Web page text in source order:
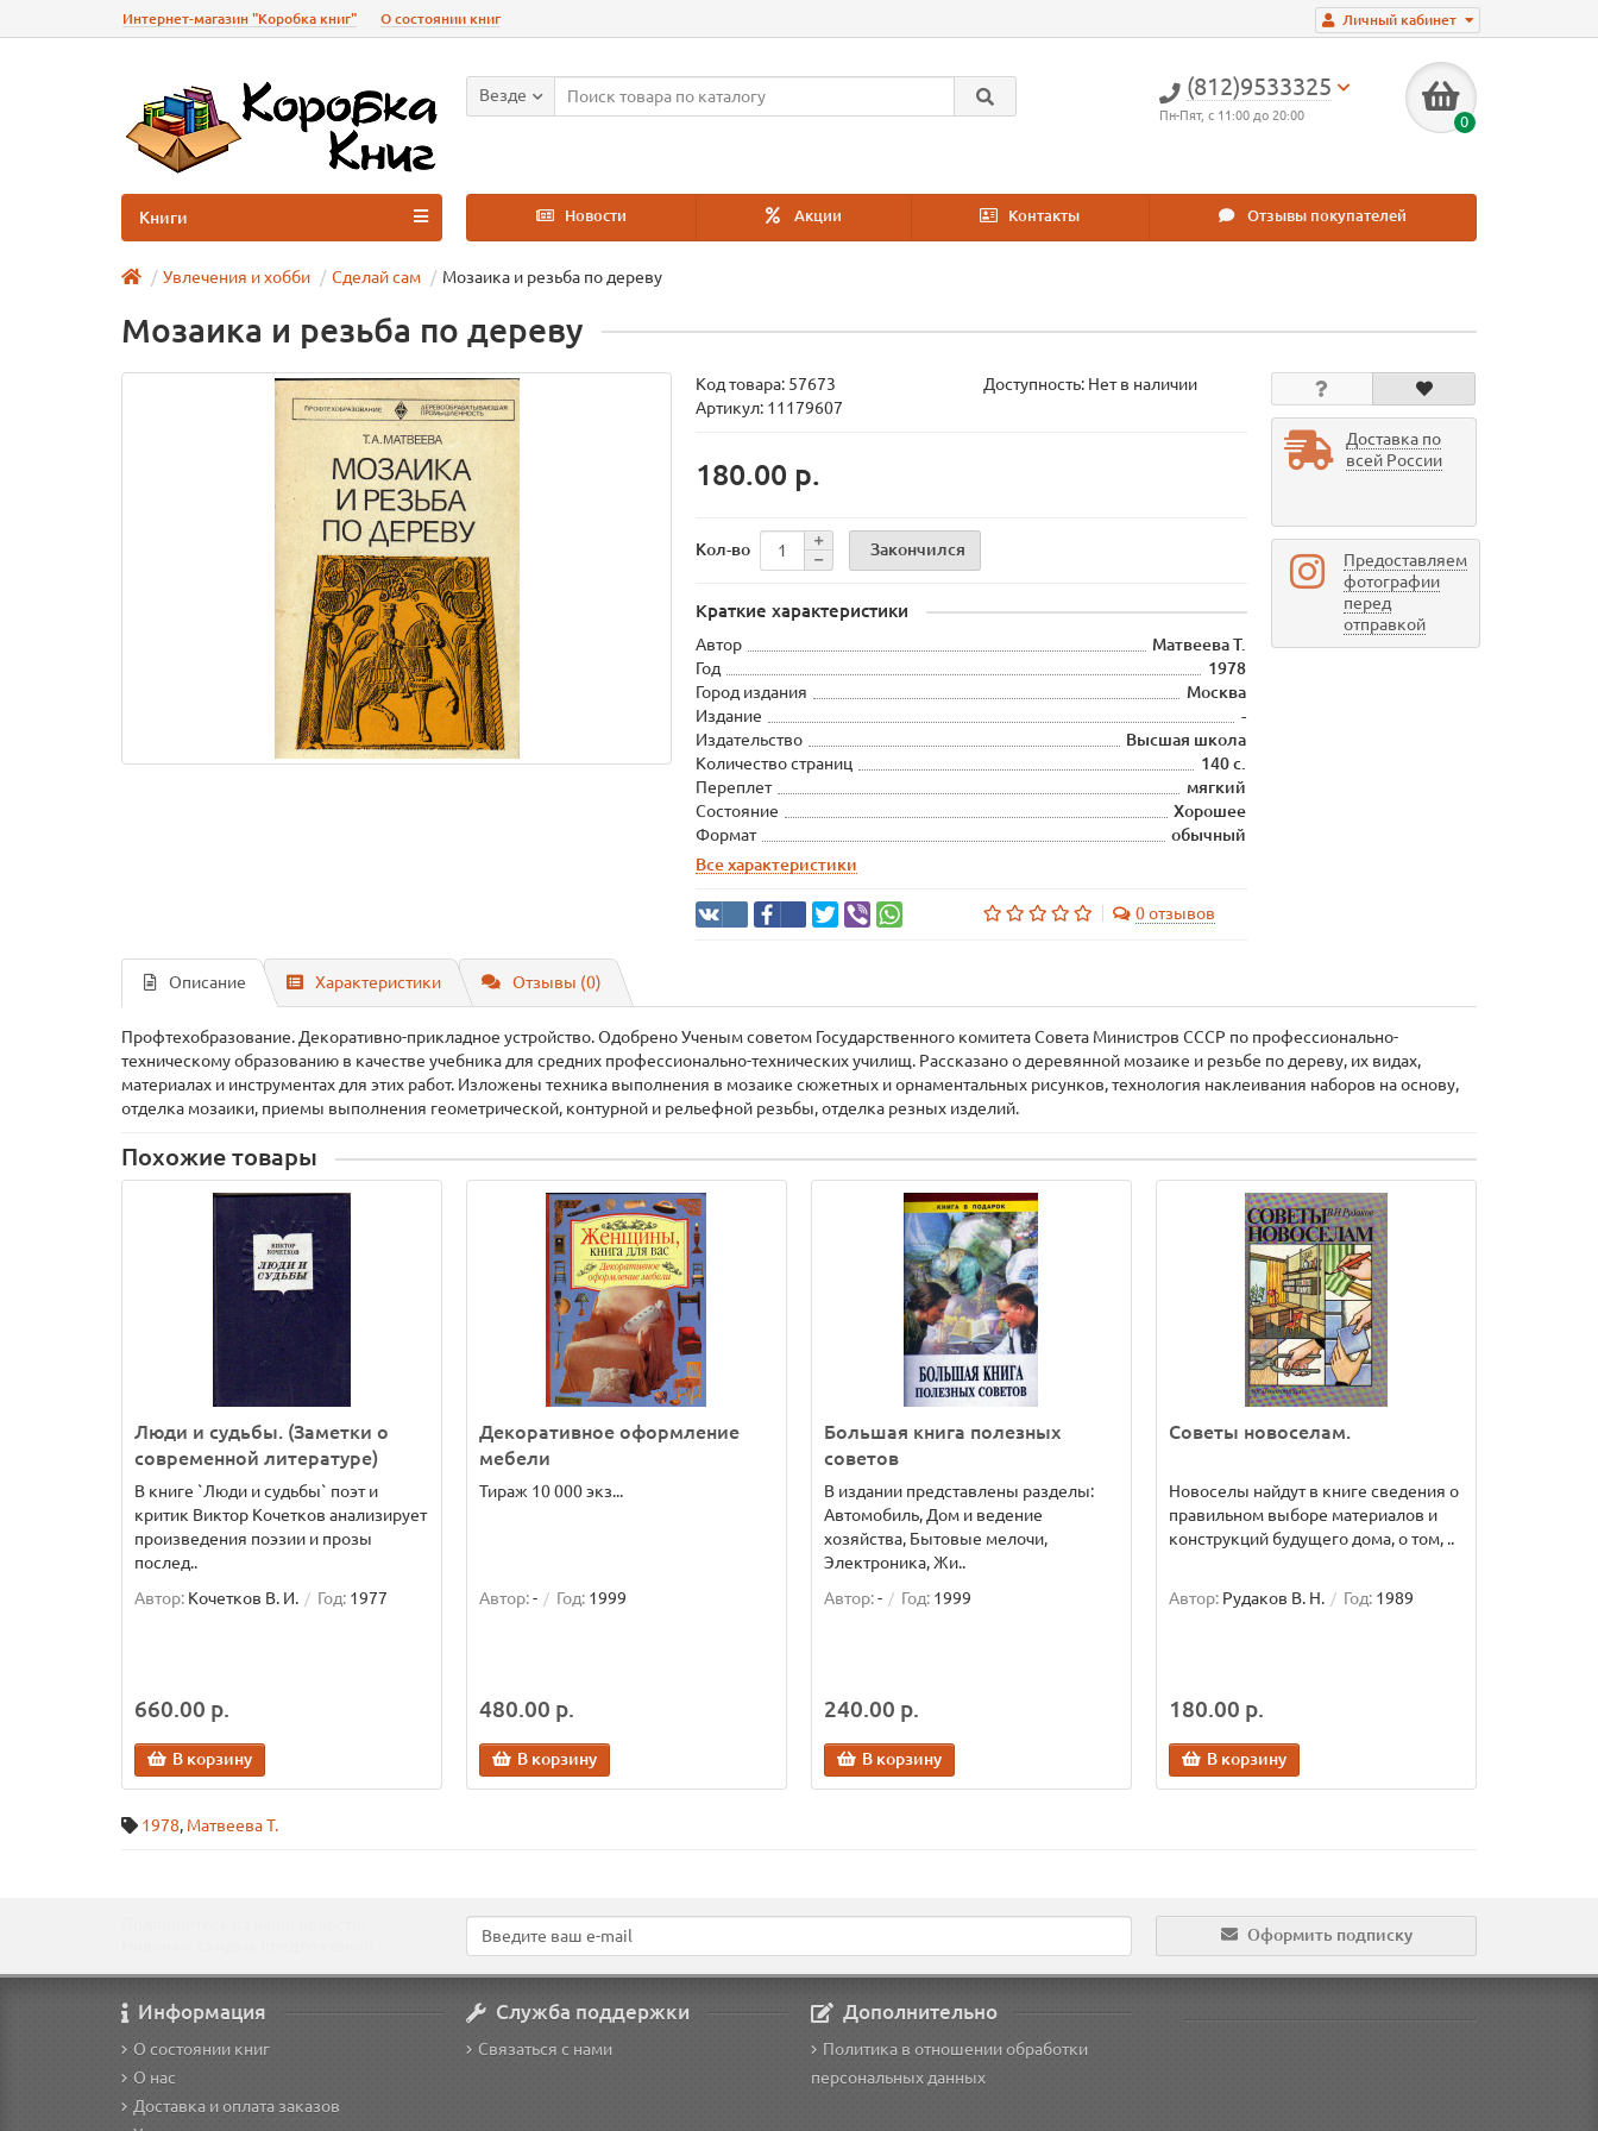
Личный кабинет
Интернет-магазин "Коробка книг" О состоянии книг
(812)9533325
Пн-Пят, с 11:00 до 20:00 0
Везде
Новости Акции Контакты Отзывы покупателей
Книги
Увлечения и хобби Сделай сам Мозаика и резьба по дереву
Мозаика и резьба по дереву
Код товара: 57673
Доступность: Нет в наличии
Артикул: 11179607
180.00 р.
Кол-во Закончился
Краткие характеристики
Автор
Матвеева Т.
Год
1978
Город издания
Москва
Издание
-
Издательство
Высшая школа
Количество страниц
140 с.
Переплет
мягкий
Состояние
Хорошее
Формат
обычный
Все характеристики
0 отзывов
Доставка по
всей России
Предоставляем
фотографии
перед
отправкой
Описание Характеристики Отзывы (0)
Профтехобразование. Декоративно-прикладное устройство. Одобрено Ученым советом Государственного комитета Совета Министров СССР по профессионально-
техническому образованию в качестве учебника для средних профессионально-технических училищ. Рассказано о деревянной мозаике и резьбе по дереву, их видах,
материалах и инструментах для этих работ. Изложены техника выполнения в мозаике сюжетных и орнаментальных рисунков, технология наклеивания наборов на основу,
отделка мозаики, приемы выполнения геометрической, контурной и рельефной резьбы, отделка резных изделий.
Похожие товары
Люди и судьбы. (Заметки о
современной литературе)
В книге `Люди и судьбы` поэт и
критик Виктор Кочетков анализирует
произведения поэзии и прозы
послед..
Автор: Кочетков В. И. Год: 1977
660.00 р.
В корзину
Декоративное оформление
мебели
Тираж 10 000 экз...
Автор:- Год: 1999
480.00 р.
В корзину
Большая книга полезных
советов
В издании представлены разделы:
Автомобиль, Дом и ведение
хозяйства, Бытовые мелочи,
Электроника, Жи..
Автор:- Год: 1999
240.00 р.
В корзину
Советы новоселам.
Новоселы найдут в книге сведения о
правильном выборе материалов и
конструкций будущего дома, о том, ..
Автор: Рудаков В. Н. Год: 1989
180.00 р.
В корзину
1978, Матвеева Т.
Оформить подписку
Информация
О состоянии книг
О нас
Доставка и оплата заказов
Служба поддержки
Связаться с нами
Дополнительно
Политика в отношении обработки
персональных данных